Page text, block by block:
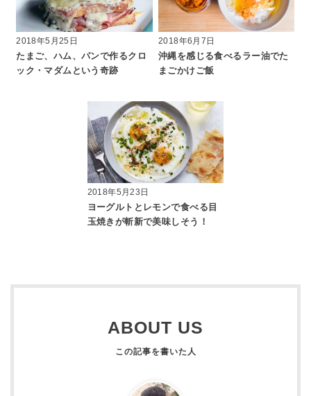
2018年5月25日
たまご、ハム、パンで作るクロ
ック・マダムという奇跡
2018年6月7日
沖縄を感じる食べるラー油でた
まごかけご飯
2018年5月23日
ヨーグルトとレモンで食べる目
玉焼きが斬新で美味しそう！
ABOUT US